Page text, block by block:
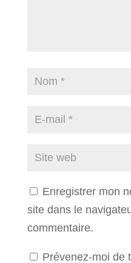
Enregistrer mon
site dans le
commentaire.
Prévenez-moi de